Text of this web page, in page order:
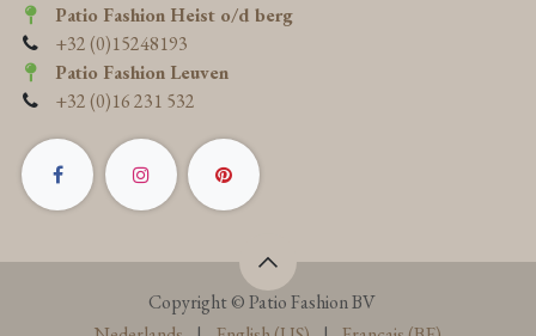
Patio Fashion Heist o/d berg
+32 (0)15248193
Patio Fashion Leuven
+32 (0)16 231 532
Copyright © Patio Fashion BV